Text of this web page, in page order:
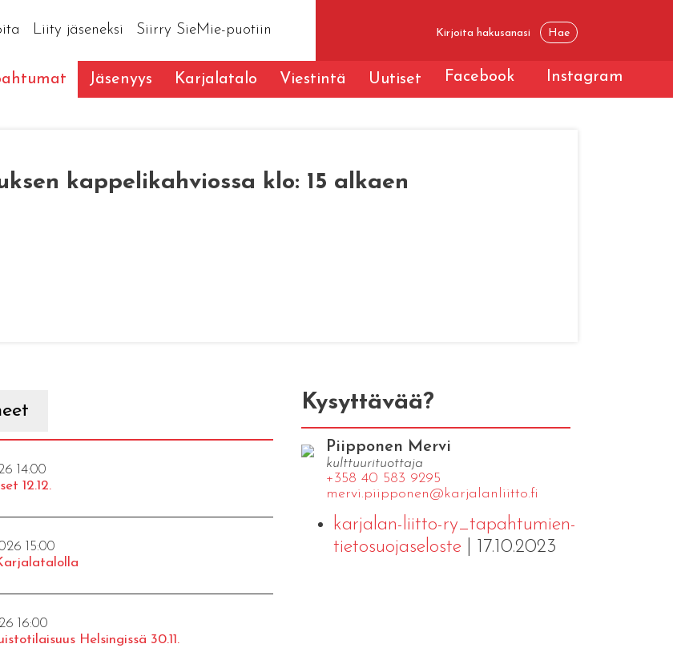
Liity jäseneksi Siirry SieMie-puotiin
Jäsenyys Karjalatalo Viestintä Uutiset Facebook Instagram
kappelikahviossa klo: 15 alkaen
14:00
12.12.
15:00
16:00
Helsingissä 30.11.
Kysyttävää?
Piipponen Mervi
kulttuurituottaja
+358 40 583 9295
mervi.​piipponen@​kar​jala​nlii​tto.​fi
karjalan-liitto-ry_tapahtumien-
tietosuojaseloste| 17.10.2023